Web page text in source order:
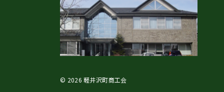
© 2026 軽井沢町商工会